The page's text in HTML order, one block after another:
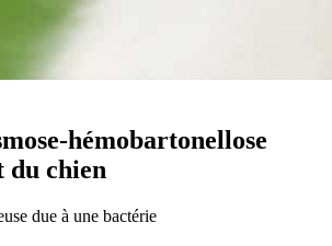
hémobartonellose
du chien
due à une bactérie